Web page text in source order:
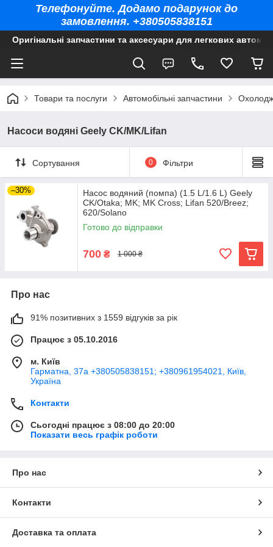
Телефонуйте. Додамо подарунок до
замовлення. +380505838151
Оригінальні запчастини та аксесуари для легкових
Товари та послуги Автомобільні запчастини
Насоси водяні Geely CK/MK/Lifan
Сортування 0 Фільтри
–30%
Насос водяний (помпа) (1.5 L/1.6 L) Geely
CK/Otaka; MK; MK Cross; Lifan 520/Breez;
620/Solano
Готово до відправки
700 ₴ 1 000 ₴
Про нас
91% позитивних з 1559 відгуків за рік
Працює з 05.10.2016
м. Київ
Гарматна, 37а +380505838151; +380961954021, Київ,
Україна
Контакти
Сьогодні працює з 08:00 до 20:00
Показати весь графік роботи
Про нас
Контакти
Доставка та оплата